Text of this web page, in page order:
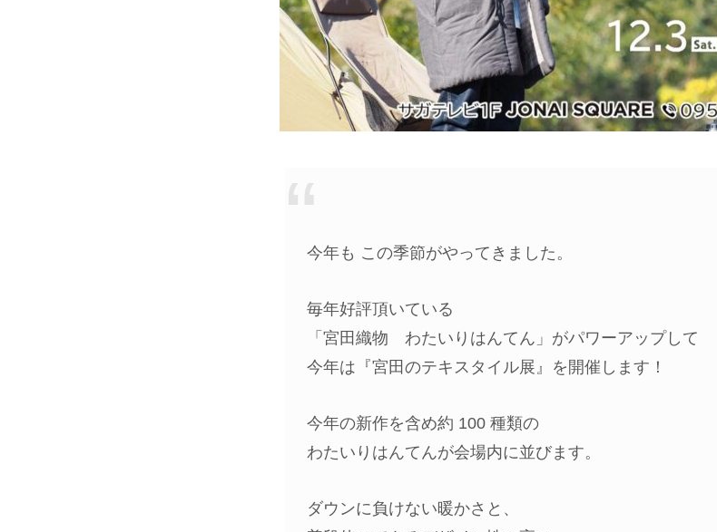
今年も この季節がやってきました。
毎年好評頂いている
「宮田織物 わたいりはんてん」がパワーアップして
今年は『宮田のテキスタイル展』を開催します！
今年の新作を含め約 100 種類の
わたいりはんてんが会場内に並びます。
ダウンに負けない暖かさと、